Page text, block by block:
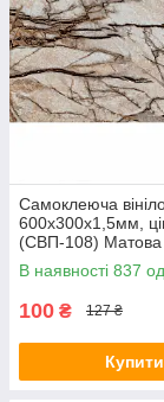
Самоклеюча
600х300х1,5мм,
(СВП-108) Матова
00000497
В наявності 837 од.
100 ₴ 127 ₴
Купити